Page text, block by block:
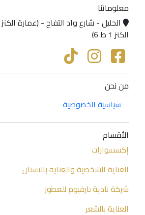
معلوماتنا
الكنز 1 ط 6)
من نحن
سياسية الخصوصية
الأقسام
إكسسوارات
العناية الشخصية والعناية بالاسنان
شركة نادية بارفيوم للعطور
العناية بالشعر